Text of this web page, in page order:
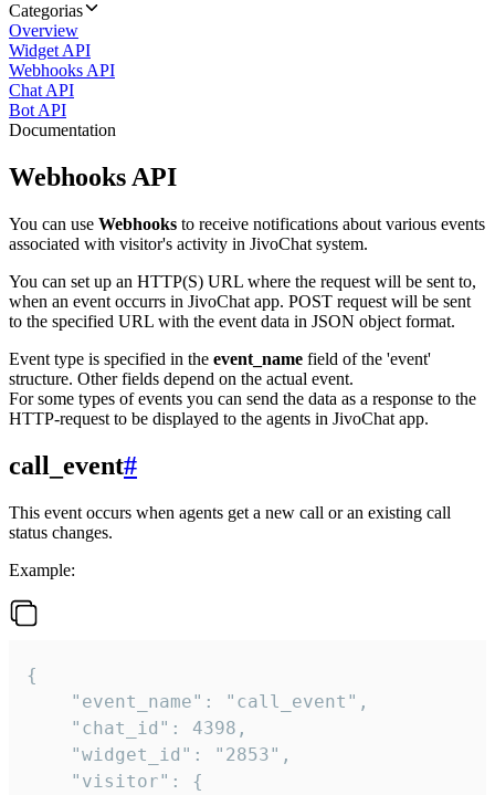
Categorias
Overview
Widget API
Webhooks API
Chat API
Bot API
Documentation
Webhooks API
You can use Webhooks to receive notifications about various events
associated with visitor's activity in JivoChat system.
You can set up an HTTP(S) URL where the request will be sent to,
when an event occurrs in JivoChat app. POST request will be sent
to the specified URL with the event data in JSON object format.
Event type is specified in the event_name field of the 'event'
structure. Other fields depend on the actual event.
For some types of events you can send the data as a response to the
HTTP-request to be displayed to the agents in JivoChat app.
call_event#
This event occurs when agents get a new call or an existing call
status changes.
Example:
{
    "event_name": "call_event",
    "chat_id": 4398,
    "widget_id": "2853",
    "visitor": {